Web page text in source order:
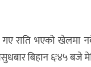
राति भएको खेलमा
बिहान ६ः४५